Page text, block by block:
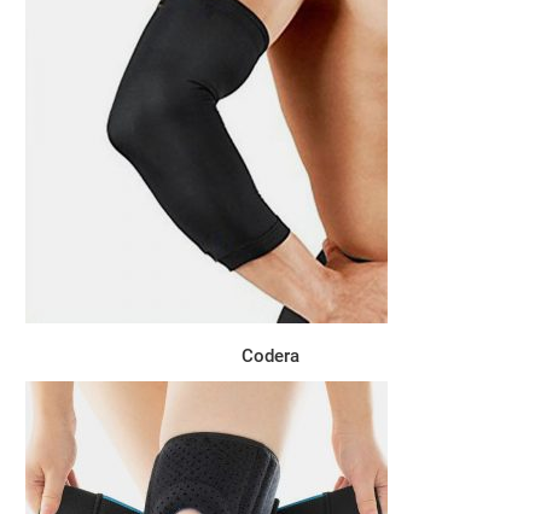
Codera